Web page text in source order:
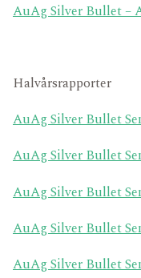
AuAg Silver Bullet –
Halvårsrapporter
AuAg Silver Bullet
AuAg Silver Bullet
AuAg Silver Bullet
AuAg Silver Bullet
AuAg Silver Bullet